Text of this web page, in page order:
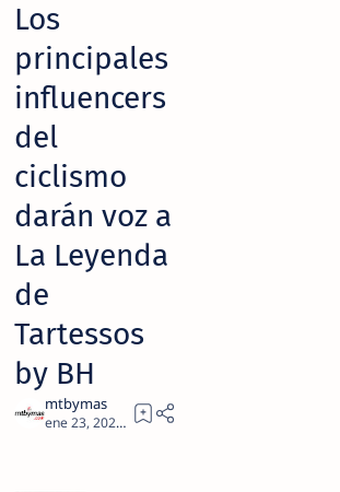
Los
principales
influencers
del
ciclismo
darán voz a
La Leyenda
de
Tartessos
by BH
3